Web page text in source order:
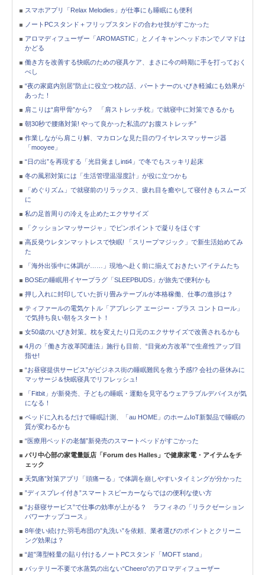
スマホアプリ「Relax Melodies」が仕事にも睡眠にも便利
ノートPCスタンド＋フリップスタンドの合わせ技がすごかった
アロマディフューザー「AROMASTIC」とノイキャンヘッドホンでノマドは
かどる
働き方を改善する快眠のための寝具ケア、まさに今の時期に手を打っておく
べし
“夜の家庭内別居”防止に役立つ枕の話、パートナーのいびき軽減にも効果が
あった！
肩こりは“肩甲骨”から? 「肩ストレッチ枕」で就寝中に対策できるかも
朝30秒で腰痛対策! やって良かった私流の“お腹ストレッチ”
作業しながら肩こり解、マカロンな見た目のワイヤレスマッサージ器
「mooyee」
“日の出”を再現する「光目覚ましinti4」で冬でもスッキリ起床
冬の風邪対策には「生活管理温湿度計」が役に立つかも
「めぐりズム」で就寝前のリラックス、疲れ目を癒やして寝付きもスムーズ
に
私の足首周りの冷えを止めたエクササイズ
「クッションマッサージャ」でピンポイントで凝りをほぐす
高反発ウレタンマットレスで快眠! 「スリープマジック」で新生活始めてみ
た
「海外出張中に体調が……」現地へ赴く前に揃えておきたいアイテムたち
BOSEの睡眠用イヤープラグ「SLEEPBUDS」が旅先で便利かも
押し入れに封印していた折り畳みテーブルが本格稼働、仕事の進捗は？
ティファールの電気ケトル「アプレシア エージー・プラス コントロール」
で気持ち良い朝をスタート！
女50歳のいびき対策。枕を変えたり口元のエクササイズで改善されるかも
4月の「働き方改革関連法」施行も目前、“目覚め方改革”で生産性アップ目
指せ!
“お昼寝提供サービス”がビジネス街の睡眠難民を救う予感!? 会社の昼休みに
マッサージ＆快眠寝具でリフレッシュ!
「Fitbit」が新発売、子どもの睡眠・運動を見守るウェアラブルデバイスが気
になる！
ベッドに入れるだけで睡眠計測、「au HOME」のホームIoT新製品で睡眠の
質が変わるかも
“医療用ベッドの老舗”新発売のスマートベッドがすごかった
パリ中心部の家電量販店「Forum des Halles」で健康家電・アイテムをチ
ェック
天気痛”対策アプリ「頭痛ーる」で体調を崩しやすいタイミングが分かった
”ディスプレイ付き”スマートスピーカーならではの便利な使い方
“お昼寝サービス”で仕事の効率が上がる？ ラフィネの「リラクゼーション
パワーナップコース」
8年使い続けた羽毛布団の”丸洗い”を依頼、業者選びのポイントとクリーニ
ング効果は？
“超”薄型軽量の貼り付けるノートPCスタンド「MOFT stand」
バッテリー不要で水蒸気の出ない“Cheero”のアロマディフューザー